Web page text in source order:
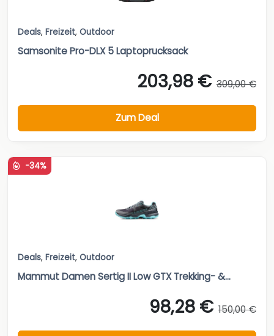
Deals, Freizeit, Outdoor
Samsonite Pro-DLX 5 Laptoprucksack
203,98 € 309,00 €
Zum Deal
-34%
Deals, Freizeit, Outdoor
Mammut Damen Sertig II Low GTX Trekking- &...
98,28 € 150,00 €